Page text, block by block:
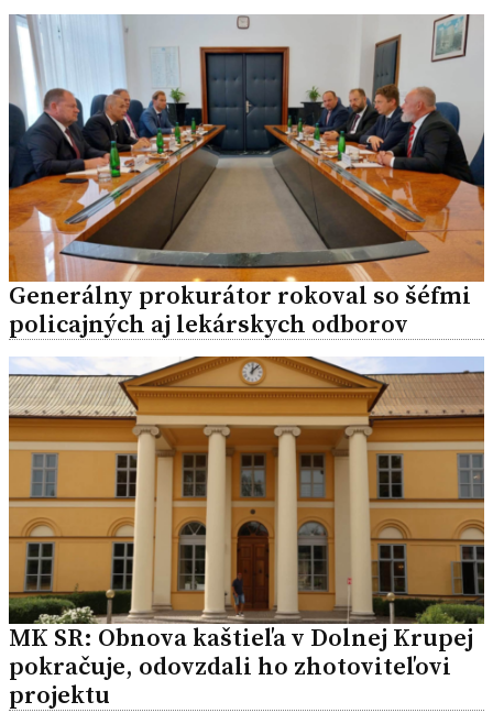
Generálny prokurátor rokoval so šéfmi
policajných aj lekárskych odborov
MK SR: Obnova kaštieľa v Dolnej Krupej
pokračuje, odovzdali ho zhotoviteľovi
projektu